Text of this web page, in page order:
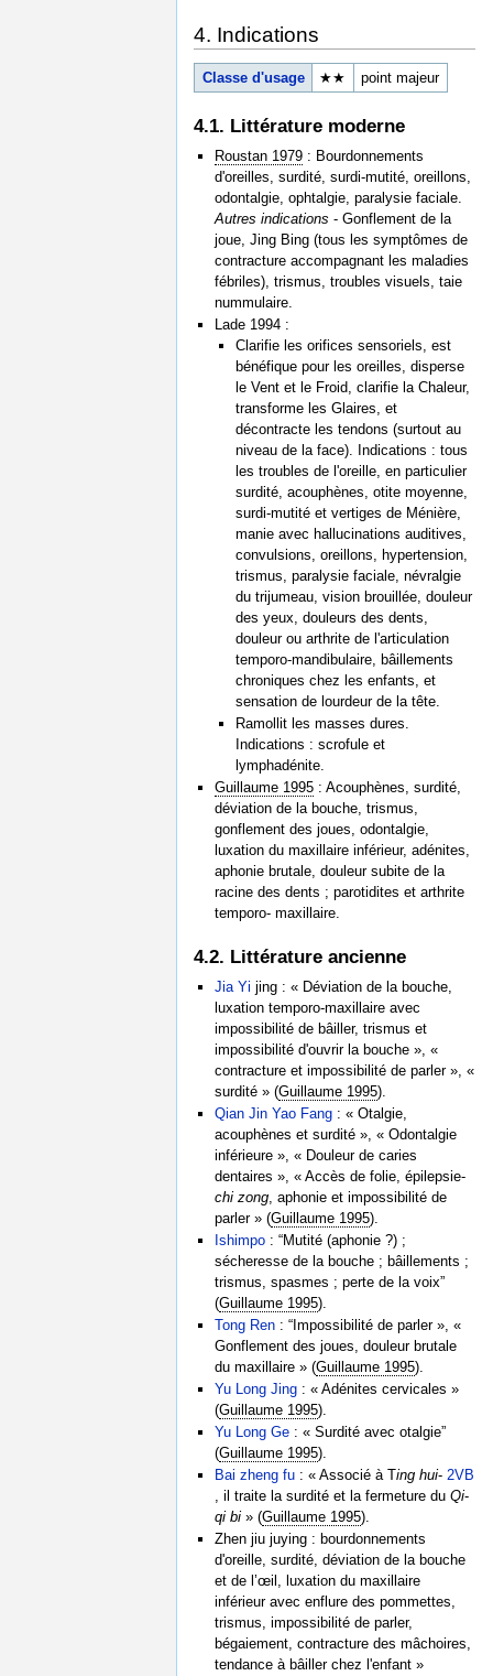
4. Indications
Classe d'usage ★★ point majeur
4.1. Littérature moderne
Roustan 1979 : Bourdonnements
d'oreilles, surdité, surdi-mutité, oreillons,
odontalgie, ophtalgie, paralysie faciale.
Autres indications - Gonflement de la
joue, Jing Bing (tous les symptômes de
contracture accompagnant les maladies
fébriles), trismus, troubles visuels, taie
nummulaire.
Lade 1994 :
Clarifie les orifices sensoriels, est
bénéfique pour les oreilles, disperse
le Vent et le Froid, clarifie la Chaleur,
transforme les Glaires, et
décontracte les tendons (surtout au
niveau de la face). Indications : tous
les troubles de l'oreille, en particulier
surdité, acouphènes, otite moyenne,
surdi-mutité et vertiges de Ménière,
manie avec hallucinations auditives,
convulsions, oreillons, hypertension,
trismus, paralysie faciale, névralgie
du trijumeau, vision brouillée, douleur
des yeux, douleurs des dents,
douleur ou arthrite de l'articulation
temporo-mandibulaire, bâillements
chroniques chez les enfants, et
sensation de lourdeur de la tête.
Ramollit les masses dures.
Indications : scrofule et
lymphadénite.
Guillaume 1995 : Acouphènes, surdité,
déviation de la bouche, trismus,
gonflement des joues, odontalgie,
luxation du maxillaire inférieur, adénites,
aphonie brutale, douleur subite de la
racine des dents ; parotidites et arthrite
temporo- maxillaire.
4.2. Littérature ancienne
Jia Yi jing : « Déviation de la bouche,
luxation temporo-maxillaire avec
impossibilité de bâiller, trismus et
impossibilité d'ouvrir la bouche », «
contracture et impossibilité de parler », «
surdité » (Guillaume 1995).
Qian Jin Yao Fang : « Otalgie,
acouphènes et surdité », « Odontalgie
inférieure », « Douleur de caries
dentaires », « Accès de folie, épilepsie-
chi zong , aphonie et impossibilité de
parler » (Guillaume 1995).
Ishimpo : “Mutité (aphonie ?) ;
sécheresse de la bouche ; bâillements ;
trismus, spasmes ; perte de la voix”
(Guillaume 1995).
Tong Ren : “Impossibilité de parler », «
Gonflement des joues, douleur brutale
du maxillaire » (Guillaume 1995).
Yu Long Jing : « Adénites cervicales »
(Guillaume 1995).
Yu Long Ge : « Surdité avec otalgie”
(Guillaume 1995).
Bai zheng fu : « Associé à Ting hui- 2VB
, il traite la surdité et la fermeture duQi-
qi bi » (Guillaume 1995).
Zhen jiu juying : bourdonnements
d'oreille, surdité, déviation de la bouche
et de l’œil, luxation du maxillaire
inférieur avec enflure des pommettes,
trismus, impossibilité de parler,
bégaiement, contracture des mâchoires,
tendance à bâiller chez l'enfant »